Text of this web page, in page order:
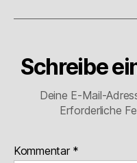
Schreibe
Deine E-Mail-
Erforderliche
Kommentar *